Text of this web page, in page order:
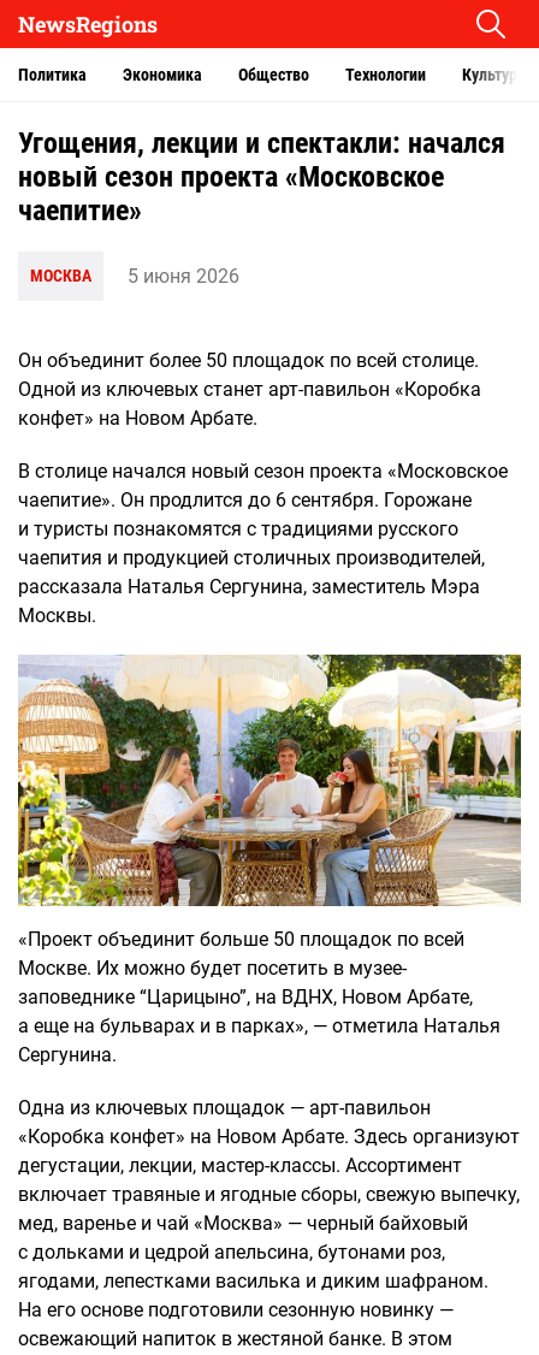
NewsRegions
Политика Экономика Общество Технологии Культура
Угощения, лекции и спектакли: начался
новый сезон проекта «Московское
чаепитие»
МОСКВА 5 июня 2026
Он объединит более 50 площадок по всей столице.
Одной из ключевых станет арт-павильон «Коробка
конфет» на Новом Арбате.
В столице начался новый сезон проекта «Московское
чаепитие». Он продлится до 6 сентября. Горожане
и туристы познакомятся с традициями русского
чаепития и продукцией столичных производителей,
рассказала Наталья Сергунина, заместитель Мэра
Москвы.
«Проект объединит больше 50 площадок по всей
Москве. Их можно будет посетить в музее-
заповеднике “Царицыно”, на ВДНХ, Новом Арбате,
а еще на бульварах и в парках», — отметила Наталья
Сергунина.
Одна из ключевых площадок — арт-павильон
«Коробка конфет» на Новом Арбате. Здесь организуют
дегустации, лекции, мастер-классы. Ассортимент
включает травяные и ягодные сборы, свежую выпечку,
мед, варенье и чай «Москва» — черный байховый
с дольками и цедрой апельсина, бутонами роз,
ягодами, лепестками василька и диким шафраном.
На его основе подготовили сезонную новинку —
освежающий напиток в жестяной банке. В этом